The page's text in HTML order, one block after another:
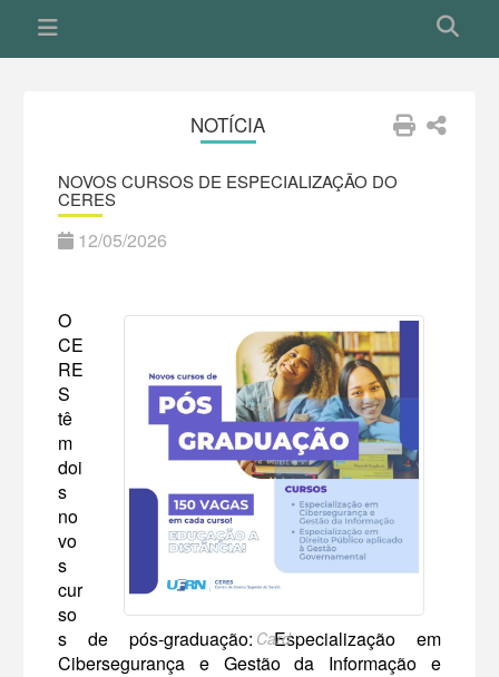
NOTÍCIA
NOVOS CURSOS DE ESPECIALIZAÇÃO DO
CERES
12/05/2026
Card
O
CE
RE
S
tê
m
doi
s
no
vo
s
cur
so
s de pós-graduação: Especialização em
Cibersegurança e Gestão da Informação e